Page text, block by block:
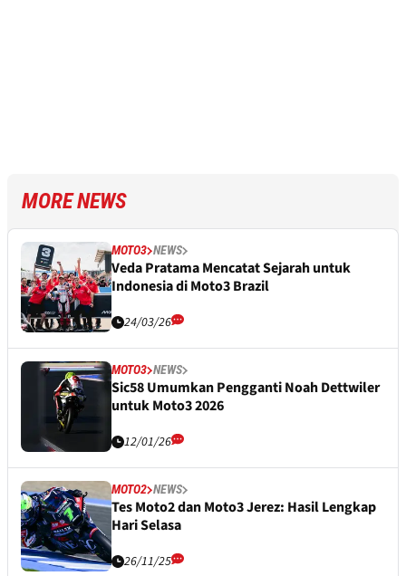
MORE NEWS
MOTO3 NEWS
Veda Pratama Mencatat Sejarah untuk
Indonesia di Moto3 Brazil
24/03/26
MOTO3 NEWS
Sic58 Umumkan Pengganti Noah Dettwiler
untuk Moto3 2026
12/01/26
MOTO2 NEWS
Tes Moto2 dan Moto3 Jerez: Hasil Lengkap
Hari Selasa
26/11/25